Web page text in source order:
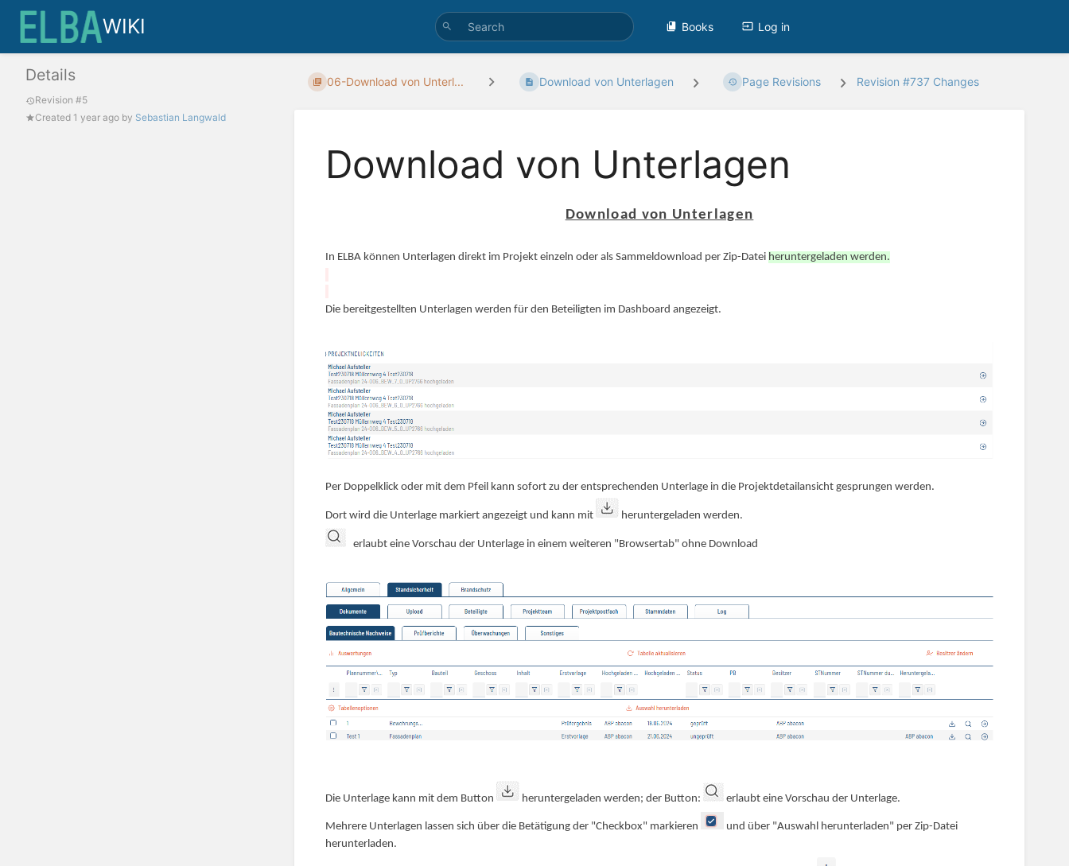
WIKI Books Log in
Details
Revision #5
Created 1 year ago by Sebastian Langwald
06-Download von Unterl... Download von Unterlagen Page Revisions Revision #737 Changes
Download von Unterlagen
Download von Unterlagen
In ELBA können Unterlagen direkt im Projekt einzeln oder als Sammeldownload per Zip-Datei heruntergeladen werden.
Die bereitgestellten Unterlagen werden für den Beteiligten im Dashboard angezeigt.
Per Doppelklick oder mit dem Pfeil kann sofort zu der entsprechenden Unterlage in die Projektdetailansicht gesprungen werden.
Dort wird die Unterlage markiert angezeigt und kann mit heruntergeladen werden.
erlaubt eine Vorschau der Unterlage in einem weiteren "Browsertab" ohne Download
Die Unterlage kann mit dem Button heruntergeladen werden; der Button: erlaubt eine Vorschau der Unterlage.
Mehrere Unterlagen lassen sich über die Betätigung der "Checkbox" markieren
und über "Auswahl herunterladen" per Zip-Datei
herunterladen.